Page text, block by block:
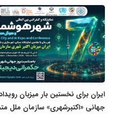
ایران برای نخستین بار میزبان
جهانی «اکتبرشهری» سازمان ملل